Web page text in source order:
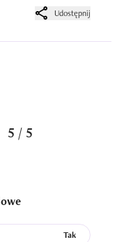
Udostępnij
5 / 5
Tak